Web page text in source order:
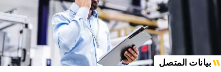
بيانات المتصل